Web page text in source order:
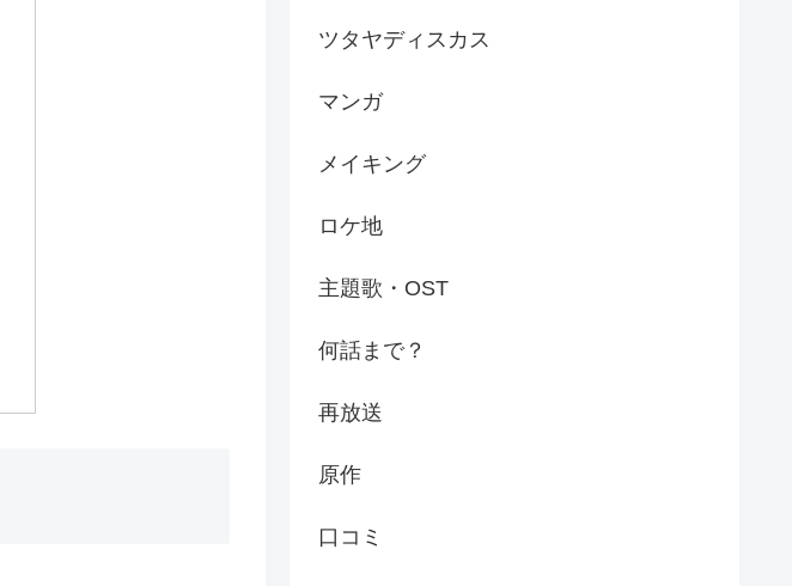
ツタヤディスカス
マンガ
メイキング
ロケ地
主題歌・OST
何話まで？
再放送
原作
口コミ